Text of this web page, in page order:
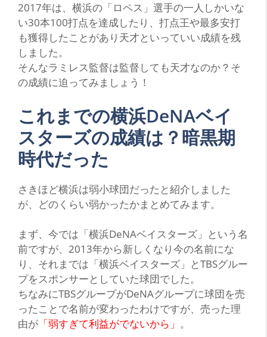
2017年は、横浜の 「ロペス」 選手の一人しかいな
い30本100打点を達成したり、打点王や最多安打
も獲得したことがあり 天才といっていい成績を残
しました。
そんなラミレス監督は監督しても天才なのか？そ
の成績に迫ってみましょう！
これまでの横浜DeNAベイ
スターズの成績は？暗黒期
時代だった
さ きほど横浜は弱小球団だったと紹介しました
が、どのくらい弱かったかまとめてみます。
まず、今では「横浜DeNAベイスターズ」という名
前ですが、2013年から新しくなり今の名前にな
り、それまでは「横浜ベイスターズ」とTBSグルー
プをスポンサーとしていた球団でした。
ちなみにTBSグループがDeNAグループに球団を売
ったことで名前が変わったわけですが、売った理
由が 「弱すぎて利益がでないから」 。